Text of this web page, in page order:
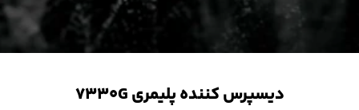
دیسپرس کننده پلیمری ۷۳۳۰G